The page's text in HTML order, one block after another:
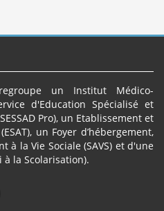
un Institut Médico-
d'Education Spécialisé et
Pro), un Etablissement et
un Foyer d’hébergement,
à la Vie Sociale (SAVS) et d'une
à la Scolarisation).